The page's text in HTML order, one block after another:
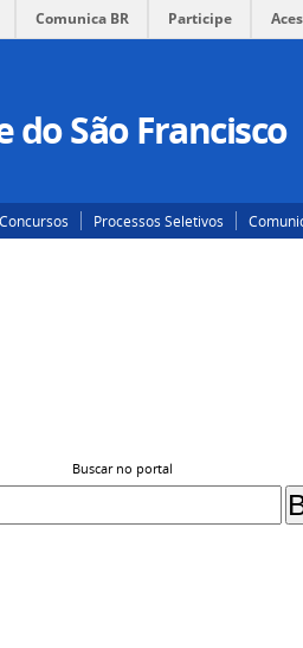
Comunica BR Participe
do São Francisco
Concursos Processos Seletivos
Buscar no portal